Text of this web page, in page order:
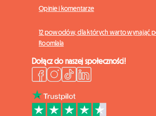
Opinie i komentarze
12 powodów, dla których warto wynająć
Roomlala
Dołącz do naszej społeczności!